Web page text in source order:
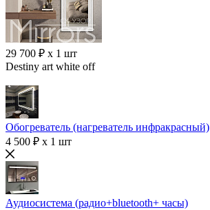
29 700 ₽ x 1 шт
Destiny art white off
Обогреватель (нагреватель инфракрасный)
4 500 ₽ x 1 шт
Аудиосистема (радио+bluetooth+ часы)